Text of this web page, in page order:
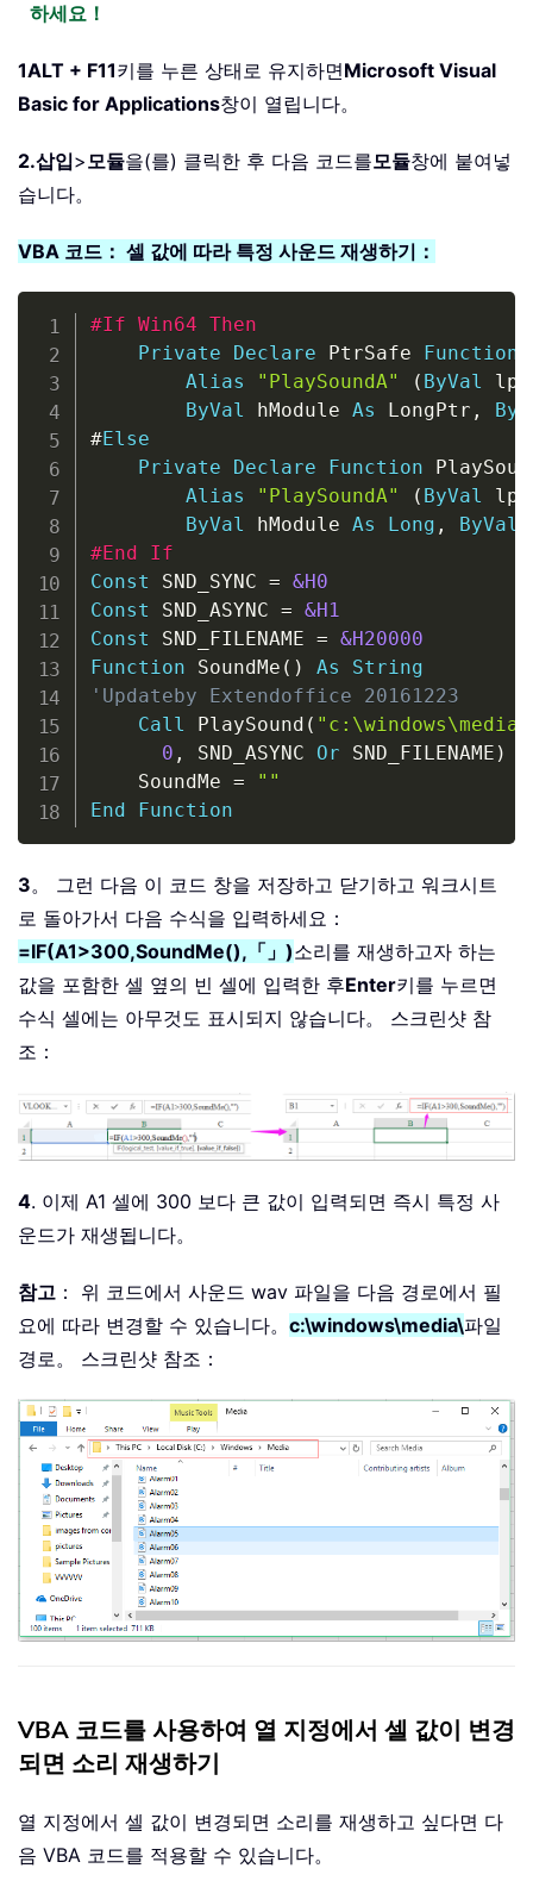
하세요！
1ALT + F11키를 누른 상태로 유지하면Microsoft Visual
Basic for Applications창이 열립니다。
2.삽입>모듈을(를) 클릭한 후 다음 코드를모듈창에 붙여넣
습니다。
VBA 코드： 셀 값에 따라 특정 사운드 재생하기：
#If Win64 Then
Private
Declare PtrSafe Function
Alias
"PlaySoundA" ( ByVal
ByVal hModule As LongPtr ,
#Else
Private
Declare Function
Alias
"PlaySoundA" ( ByVal
ByVal hModule As Long , ByVal
#End If
Const SND_SYNC = &H0
Const SND_ASYNC = &H1
Const SND_FILENAME = &H20000
Function SoundMe ( ) As
String
'Updateby Extendoffice 20161223
Call PlaySound (
0 , SND_ASYNC Or SND_FILENAME )
    SoundMe
=
""
End
Function
3。 그런 다음 이 코드 창을 저장하고 닫기하고 워크시트
로 돌아가서 다음 수식을 입력하세요：
=IF(A1>300,SoundMe(),「」)소리를 재생하고자 하는
값을 포함한 셀 옆의 빈 셀에 입력한 후Enter키를 누르면
수식 셀에는 아무것도 표시되지 않습니다。 스크린샷 참
조：
4. 이제 A1 셀에 300 보다 큰 값이 입력되면 즉시 특정 사
운드가 재생됩니다。
참고 ： 위 코드에서 사운드 wav 파일을 다음 경로에서 필
요에 따라 변경할 수 있습니다。 c:\windows\media\파일
경로。 스크린샷 참조：
VBA 코드를 사용하여 열 지정에서 셀 값이 변경
되면 소리 재생하기
열 지정에서 셀 값이 변경되면 소리를 재생하고 싶다면 다
음 VBA 코드를 적용할 수 있습니다。